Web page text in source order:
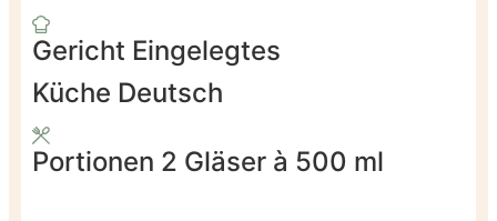
Gericht Eingelegtes
Küche Deutsch
Portionen 2 Gläser à 500 ml